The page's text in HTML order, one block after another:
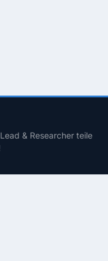
& Researcher teile